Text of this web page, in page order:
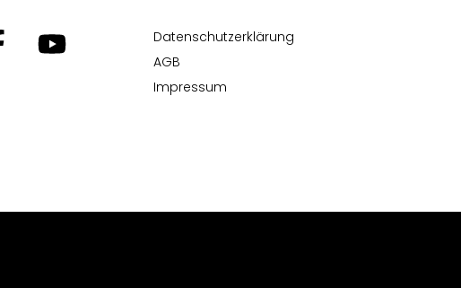
Datenschutzerklärung
AGB
Impressum